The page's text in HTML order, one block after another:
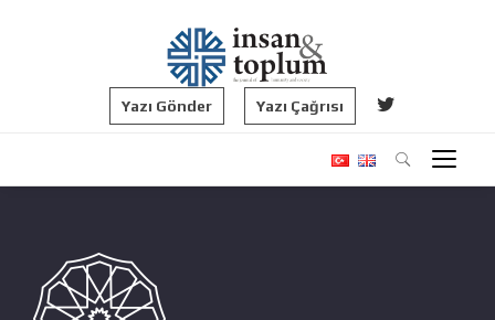
Yazı Gönder Yazı Çağrısı